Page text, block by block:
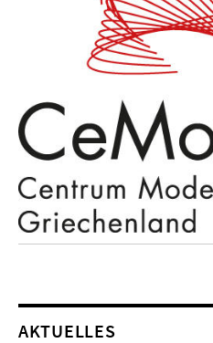
AKTUELLES